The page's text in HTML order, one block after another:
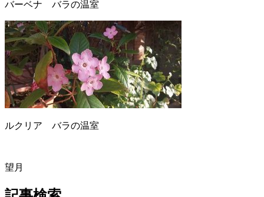
バーベナ バラの温室
ルクリア バラの温室
望月